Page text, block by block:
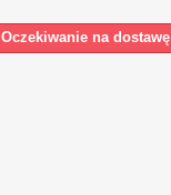
Oczekiwanie na dostawę